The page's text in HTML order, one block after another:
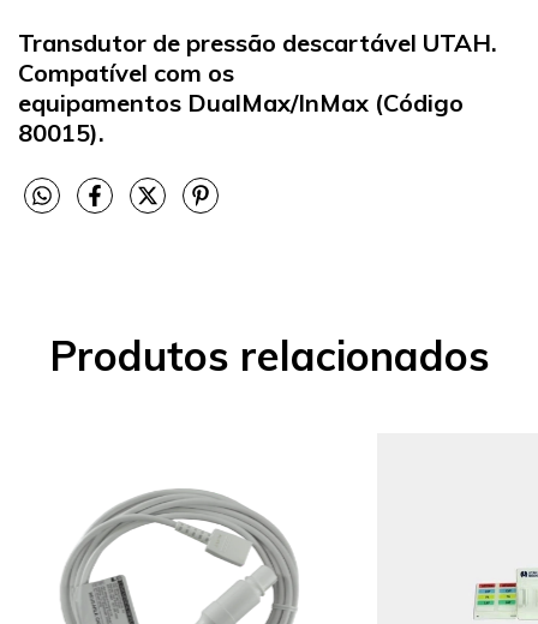
Transdutor de pressão descartável UTAH.
Compatível com os
equipamentos DualMax/InMax (Código
80015).
Produtos relacionados